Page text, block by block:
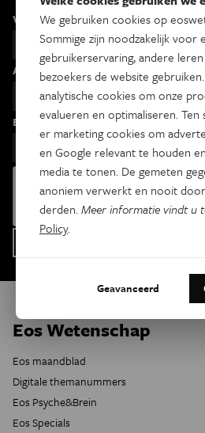
Voornaam
Achternaam
Email
Eos Wetenschap
Eos maandblad
Digitale themanummers
Eos Psyche&Brein
Eos Specials
We gebruiken cookies op
Sommige zijn noodzakelijk voor
gebruikerservaring, andere
bezoekers de website
analytische cookies om onze
evalueren en optimaliseren. Ten
er marketing cookies om
en Google relevant te houden
media te tonen. De gemeten
anoniem verwerkt en nooit
derden.Meer informatie vindt u
Policy.
Geavanceerd